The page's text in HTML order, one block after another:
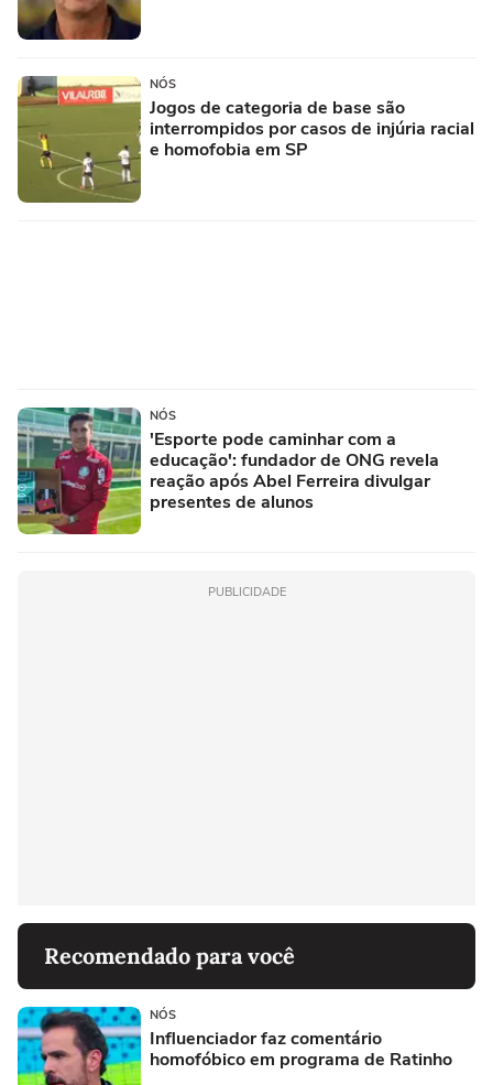
NÓS
Jogos de categoria de base são
interrompidos por casos de injúria racial
e homofobia em SP
NÓS
'Esporte pode caminhar com a
educação': fundador de ONG revela
reação após Abel Ferreira divulgar
presentes de alunos
PUBLICIDADE
Recomendado para você
NÓS
Influenciador faz comentário
homofóbico em programa de Ratinho